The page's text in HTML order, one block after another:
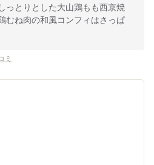
っとりとした大山鶏もも西京焼
むね肉の和風コンフィはさっぱ
ミ